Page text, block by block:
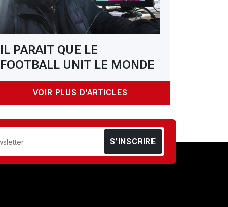
IL PARAIT QUE LE
FOOTBALL UNIT LE MONDE
VOIR PLUS D'ARTICLES
S’INSCRIRE